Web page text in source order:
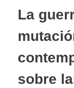
La
sobre